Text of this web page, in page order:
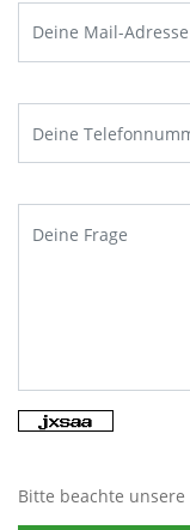
Bitte beachte unsere